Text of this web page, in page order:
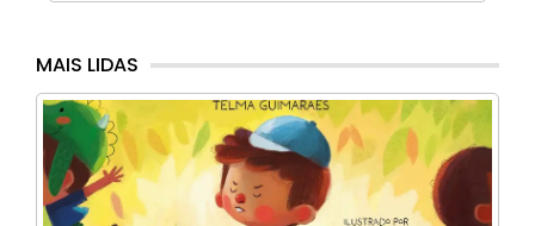
MAIS LIDAS